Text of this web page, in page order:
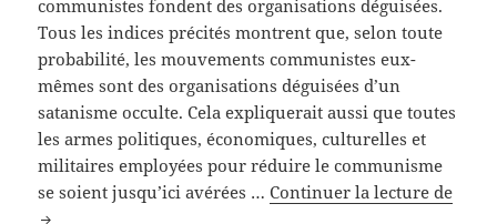
communistes fondent des organisations déguisées.
Tous les indices précités montrent que, selon toute
probabilité, les mouvements communistes eux-
mêmes sont des organisations déguisées d’un
satanisme occulte. Cela expliquerait aussi que toutes
les armes politiques, économiques, culturelles et
militaires employées pour réduire le communisme
se soient jusqu’ici avérées …Continuer la lecture deKarl